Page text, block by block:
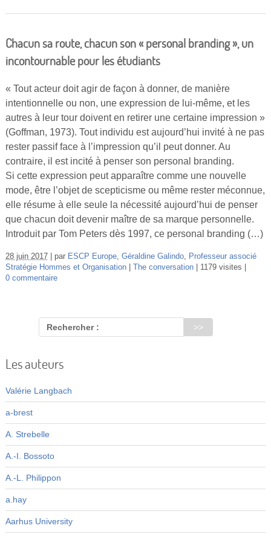
Chacun sa route, chacun son « personal branding », un
incontournable pour les étudiants
« Tout acteur doit agir de façon à donner, de manière
intentionnelle ou non, une expression de lui-même, et les
autres à leur tour doivent en retirer une certaine impression »
(Goffman, 1973). Tout individu est aujourd’hui invité à ne pas
rester passif face à l’impression qu’il peut donner. Au
contraire, il est incité à penser son personal branding.
Si cette expression peut apparaître comme une nouvelle
mode, être l’objet de scepticisme ou même rester méconnue,
elle résume à elle seule la nécessité aujourd’hui de penser
que chacun doit devenir maître de sa marque personnelle.
Introduit par Tom Peters dès 1997, ce personal branding (…)
28 juin 2017 par ESCP Europe, Géraldine Galindo, Professeur associé
Stratégie Hommes et Organisation
The conversation
1179 visites
0 commentaire
Rechercher :
Les auteurs
Valérie Langbach
a-brest
A. Strebelle
A.-I. Bossoto
A.-L. Philippon
a.hay
Aarhus University